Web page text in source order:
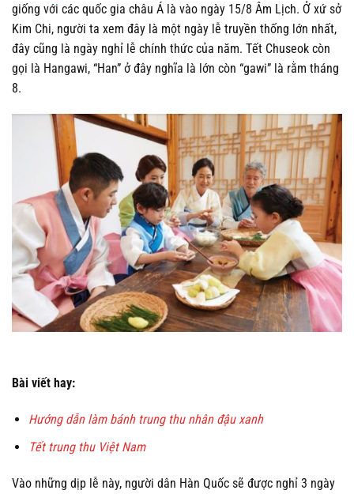
giống với các quốc gia châu Á là vào ngày 15/8 Âm Lịch. Ở xứ sở
Kim Chi, người ta xem đây là một ngày lễ truyền thống lớn nhất,
đây cũng là ngày nghỉ lễ chính thức của năm. Tết Chuseok còn
gọi là Hangawi, “Han” ở đây nghĩa là lớn còn “gawi” là rằm tháng
8.
Bài viết hay:
Hướng dẫn làm bánh trung thu nhân đậu xanh
Tết trung thu Việt Nam
Vào những dịp lễ này, người dân Hàn Quốc sẽ được nghỉ 3 ngày